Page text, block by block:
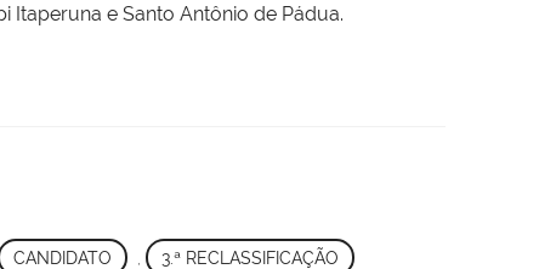
Itaperuna e Santo Antônio de Pádua.
CANDIDATO 3.ª RECLASSIFICAÇÃO